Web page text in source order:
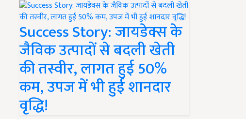
Success Story: जायडेक्स के
जैविक उत्पादों से बदली खेती
की तस्वीर, लागत हुई 50%
कम, उपज में भी हुई शानदार
वृद्धि!